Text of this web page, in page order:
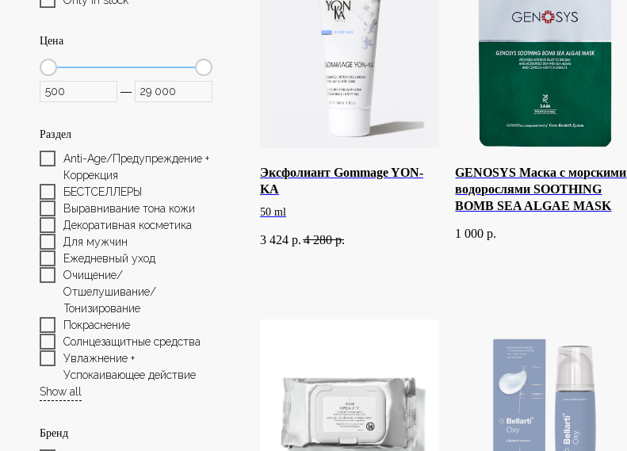
Цена
—
Раздел
Anti-Age/Предупреждение +
Коррекция
БЕСТСЕЛЛЕРЫ
Выравнивание тона кожи
Декоративная косметика
Для мужчин
Ежедневный уход
Очищение/
Отшелушивание/
Тонизирование
Покраснение
Солнцезащитные средства
Увлажнение +
Успокаивающее действие
Show all
Бренд
Эксфолиант Gommage YON-
KA
50 ml
3 424 р. 4 280 р.
GENOSYS Маска с морскими
водорослями SOOTHING
BOMB SEA ALGAE MASK
1 000 р.